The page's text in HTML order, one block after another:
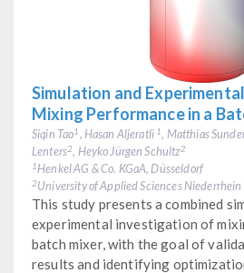
Simulation and
Mixing Performance in a
Siqin Tao1 , Hasan Aljeratli 1 , Matthias
Lenters2, Heyko Jürgen Schultz2
1 Henkel AG & Co. KGaA, Düsseldorf
2University of Applied Sciences Niederrhein
This study presents a combined
experimental investigation of
batch mixer, with the goal of
results and identifying